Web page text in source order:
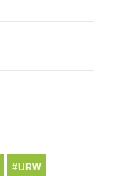
#URW